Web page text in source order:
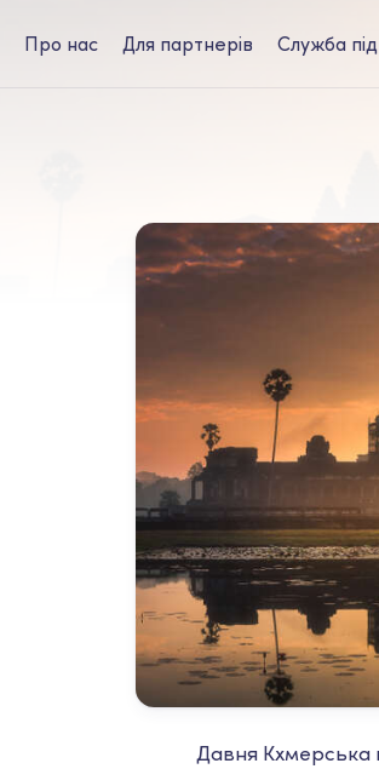
Про нас Для партнерів Служба
Давня Кхмерська